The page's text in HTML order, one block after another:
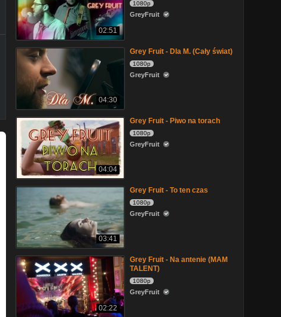
02:51
1080p
GreyFruit
04:30
Grey Fruit - Dla M. (Cały świat)
1080p
GreyFruit
04:04
Grey Fruit - Piwo na torach
1080p
GreyFruit
03:41
Grey Fruit - To ten czas
1080p
GreyFruit
02:22
Grey Fruit - Na antenie (MAM
TALENT)
1080p
GreyFruit